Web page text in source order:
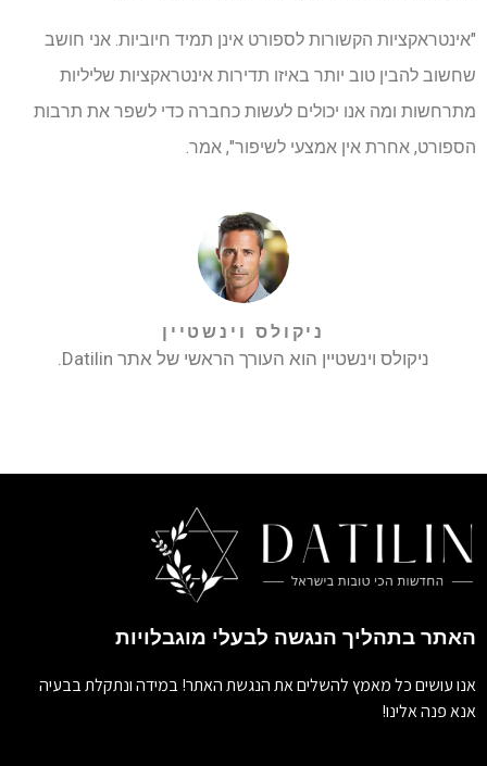
"אינטראקציות הקשורות לספורט אינן תמיד חיוביות. אני חושב
שחשוב להבין טוב יותר באיזו תדירות אינטראקציות שליליות
מתרחשות ומה אנו יכולים לעשות כחברה כדי לשפר את תרבות
הספורט, אחרת אין אמצעי לשיפור", אמר.
ניקולס וינשטיין
ניקולס וינשטיין הוא העורך הראשי של אתר Datilin.
האתר בתהליך הנגשה לבעלי מוגבלויות
אנו עושים כל מאמץ להשלים את הנגשת האתר! במידה ונתקלת בבעיה
אנא פנה אלינו!